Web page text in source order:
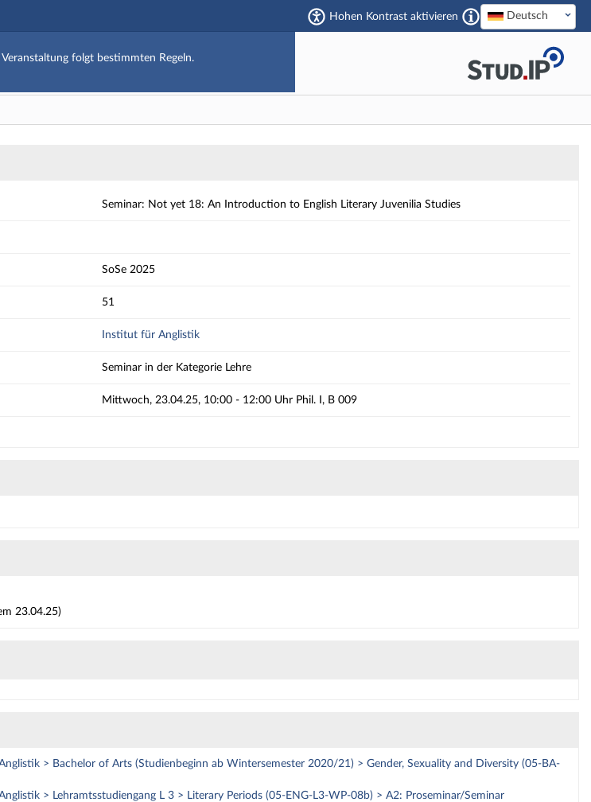
Hauptnavigation
Hauptinhalt
Hohen Kontrast aktivieren Deutsch
to English Literary Juvenilia Studies - Details
Seminar: Not yet 18: An Introduction to English Literary Juvenilia Studies
SoSe 2025
51
Institut für Anglistik
Seminar in der Kategorie Lehre
Mittwoch, 23.04.25, 10:00 - 12:00 Uhr Phil. I, B 009
23.04.25)
> Bachelor of Arts (Studienbeginn ab Wintersemester 2020/21) > Gender, Sexuality and Diversity (05-BA-
> Lehramtsstudiengang L 3 > Literary Periods (05-ENG-L3-WP-08b) > A2: Proseminar/Seminar
folgt bestimmten Regeln.